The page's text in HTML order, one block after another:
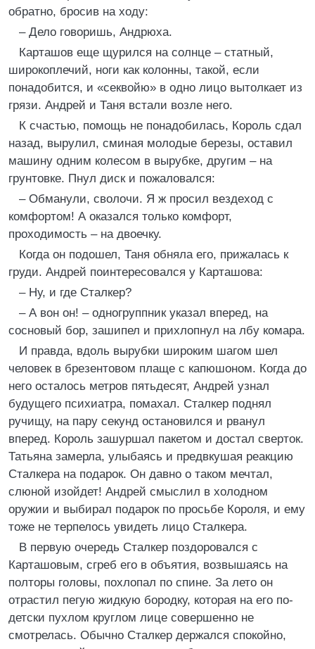
обратно, бросив на ходу:
– Дело говоришь, Андрюха.
Карташов еще щурился на солнце – статный,
широкоплечий, ноги как колонны, такой, если
понадобится, и «секвойю» в одно лицо вытолкает из
грязи. Андрей и Таня встали возле него.
К счастью, помощь не понадобилась, Король сдал
назад, вырулил, сминая молодые березы, оставил
машину одним колесом в вырубке, другим – на
грунтовке. Пнул диск и пожаловался:
– Обманули, сволочи. Я ж просил вездеход с
комфортом! А оказался только комфорт,
проходимость – на двоечку.
Когда он подошел, Таня обняла его, прижалась к
груди. Андрей поинтересовался у Карташова:
– Ну, и где Сталкер?
– А вон он! – одногруппник указал вперед, на
сосновый бор, зашипел и прихлопнул на лбу комара.
И правда, вдоль вырубки широким шагом шел
человек в брезентовом плаще с капюшоном. Когда до
него осталось метров пятьдесят, Андрей узнал
будущего психиатра, помахал. Сталкер поднял
ручищу, на пару секунд остановился и рванул
вперед. Король зашуршал пакетом и достал сверток.
Татьяна замерла, улыбаясь и предвкушая реакцию
Сталкера на подарок. Он давно о таком мечтал,
слюной изойдет! Андрей смыслил в холодном
оружии и выбирал подарок по просьбе Короля, и ему
тоже не терпелось увидеть лицо Сталкера.
В первую очередь Сталкер поздоровался с
Карташовым, сгреб его в объятия, возвышаясь на
полторы головы, похлопал по спине. За лето он
отрастил пегую жидкую бородку, которая на его по-
детски пухлом круглом лице совершенно не
смотрелась. Обычно Сталкер держался спокойно,